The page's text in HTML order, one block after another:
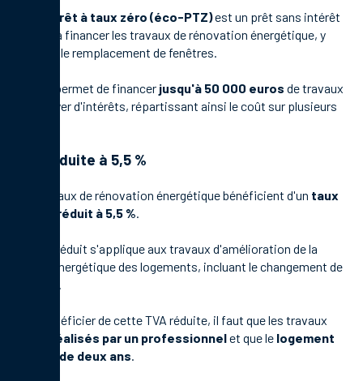
L'éco-prêt à taux zéro (éco-PTZ)est un prêt sans intérêt
destiné à financer les travaux de rénovation énergétique, y
compris le remplacement de fenêtres.
Ce prêt permet de financer jusqu'à 50 000 euros de travaux
sans payer d'intérêts, répartissant ainsi le coût sur plusieurs
TVA réduite à 5,5 %
Les travaux de rénovation énergétique bénéficient d'un taux
de TVA réduit à 5,5 %.
Ce taux réduit s'applique aux travaux d'amélioration de la
qualité énergétique des logements, incluant le changement de
fenêtres.
Pour bénéficier de cette TVA réduite, il faut que les travaux
réalisés par un professionnelet que le logement
ait plus de deux ans.